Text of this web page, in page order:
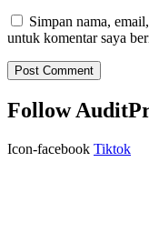
Simpan nama,
untuk komentar saya
Follow
Icon-facebook Tiktok